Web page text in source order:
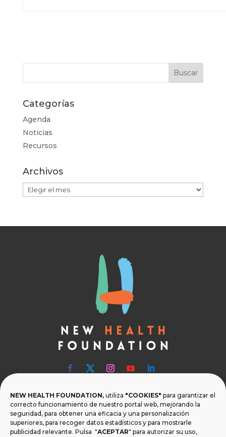
NEW HEALTH FOUNDATION, utiliza "COOKIES" para garantizar el
correcto funcionamiento de nuestro portal web, mejorando la
seguridad, para obtener una eficacia y una personalización
superiores, para recoger datos estadísticos y para mostrarle
publicidad relevante. Pulsa "ACEPTAR" para autorizar su uso,
Categorías
Agenda
Noticias
Recursos
Archivos
Archivos
 Teléfono
T.+34 954 219 597